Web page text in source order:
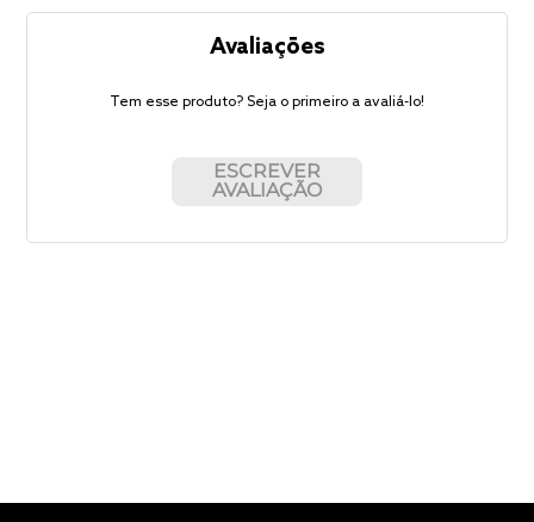
Avaliações
Tem esse produto? Seja o primeiro a avaliá-lo!
ESCREVER
AVALIAÇÃO